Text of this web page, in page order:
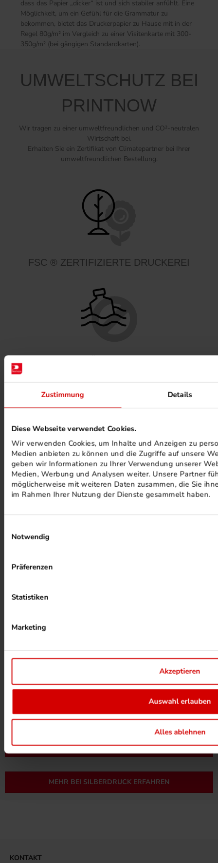
Zustimmung Details
Diese Webseite verwendet Cookies.
Wir verwenden Cookies, um Inhalte und Anzeigen zu
Medien anbieten zu können und die Zugriffe auf unsere
geben wir Informationen zu Ihrer Verwendung unserer
Medien, Werbung und Analysen weiter. Unsere Partner
möglicherweise mit weiteren Daten zusammen, die Sie
im Rahmen Ihrer Nutzung der Dienste gesammelt haben.
Notwendig
Präferenzen
Statistiken
Marketing
Akzeptieren
Auswahl erlauben
Alles ablehnen
dass das Papier „dicker“ ist und sich stabiler anfühlt. Eine
Möglichkeit, um ein Gefühl für die Grammatur zu
bekommen, bietet das Druckerpapier zu Hause mit in der
Regel 80g/m² im Vergleich zu einer Visitenkarte mit 300-
350g/m² (bei gängigen Standardkarten).
UMWELTSCHUTZ BEI
PRINTNOW
Wir tragen zu einer umweltfreundlichen und CO²-neutralen
Wirtschaft bei.
Erhalten Sie ein Zertifikat von Climatepartner bei Ihrer
umweltfreundlichen Bestellung.
FSC ® ZERTIFIZIERTE DRUCKEREI
PHOTOVOLTAIK ANLAGEN
HEIZUNG PER ABWÄRME
MEHR ZUM ZERTIFIKAT
MEHR BEI SILBERDRUCK ERFAHREN
KONTAKT